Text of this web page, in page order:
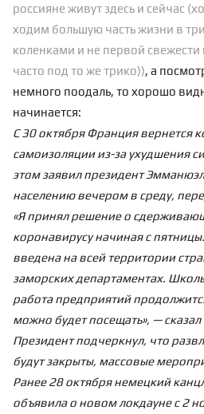
россияне живут здесь и сейчас
ходим большую часть жизни в
коленками и не первой свежести
часто под то же трико)), а
немного поодаль, то хорошо
начинается:
С 30 октября Франция вернется
самоизоляции из-за ухудшения
этом заявил президент
населению вечером в среду,
«Я принял решение о
коронавирусу начиная с
введена на всей территории
заморских департаментах.
работа предприятий
можно будет посещать», —
Президент подчеркнул, что
будут закрыты, массовые
Ранее 28 октября немецкий
объявила о новом локдауне с 2